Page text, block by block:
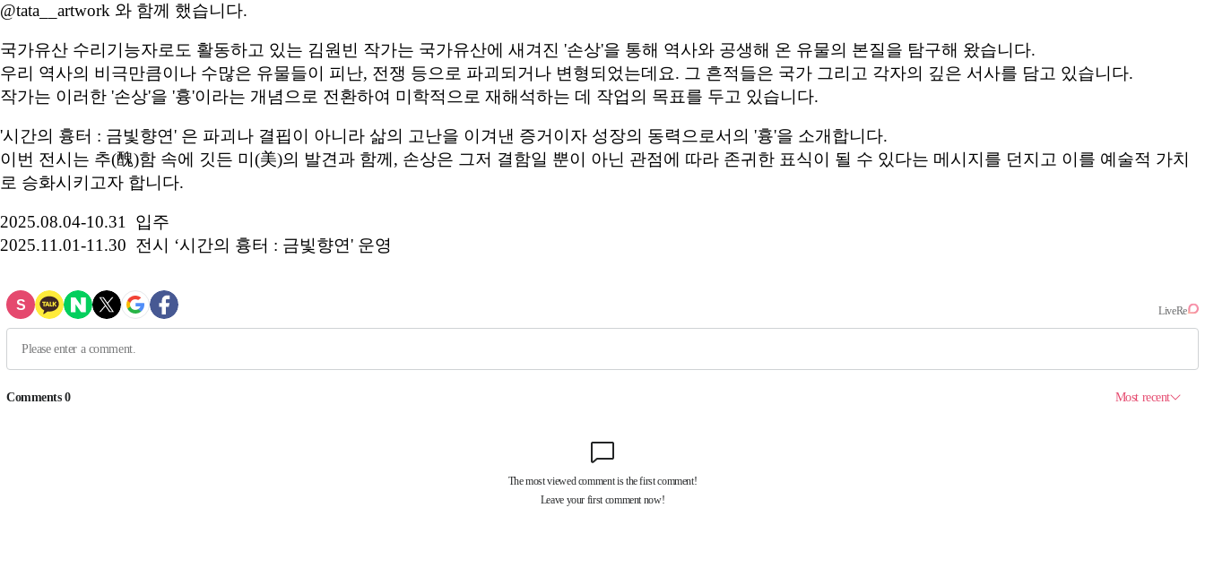
@tata__artwork 와 함께 했습니다.
국가유산 수리기능자로도 활동하고 있는 김원빈 작가는 국가유산에 새겨진 '손상'을 통해 역사와 공생해 온 유물의 본질을 탐구해 왔습니다.
우리 역사의 비극만큼이나 수많은 유물들이 피난, 전쟁 등으로 파괴되거나 변형되었는데요. 그 흔적들은 국가 그리고 각자의 깊은 서사를 담고 있습니다.
작가는 이러한 '손상'을 '흉'이라는 개념으로 전환하여 미학적으로 재해석하는 데 작업의 목표를 두고 있습니다.
'시간의 흉터 : 금빛향연' 은 파괴나 결핍이 아니라 삶의 고난을 이겨낸 증거이자 성장의 동력으로서의 '흉'을 소개합니다.
이번 전시는 추(醜)함 속에 깃든 미(美)의 발견과 함께, 손상은 그저 결함일 뿐이 아닌 관점에 따라 존귀한 표식이 될 수 있다는 메시지를 던지고 이를 예술적 가치
로 승화시키고자 합니다.
2025.08.04-10.31 입주
2025.11.01-11.30 전시 ‘시간의 흉터 : 금빛향연' 운영